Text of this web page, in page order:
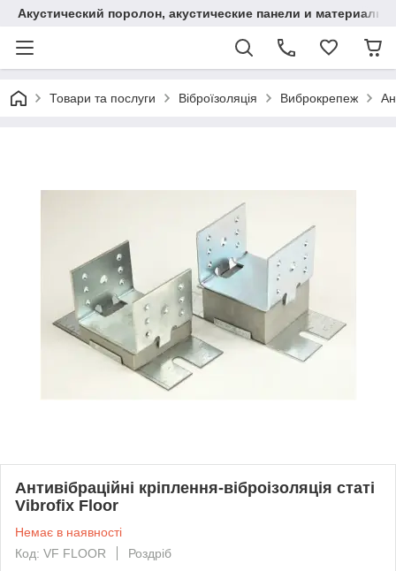
Акустический поролон, акустические панели и
Товари та послуги Віброїзоляція Виброкрепеж
Антивібраційні кріплення-віброізоляція статі
Vibrofix Floor
Немає в наявності
Код: VF FLOOR
Роздріб